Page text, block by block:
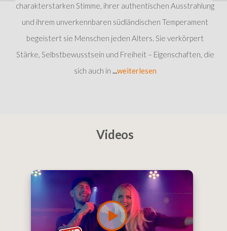
charakterstarken Stimme, ihrer authentischen Ausstrahlung
und ihrem unverkennbaren südländischen Temperament
begeistert sie Menschen jeden Alters. Sie verkörpert
Stärke, Selbstbewusstsein und Freiheit – Eigenschaften, die
sich auch in
weiterlesen
Videos